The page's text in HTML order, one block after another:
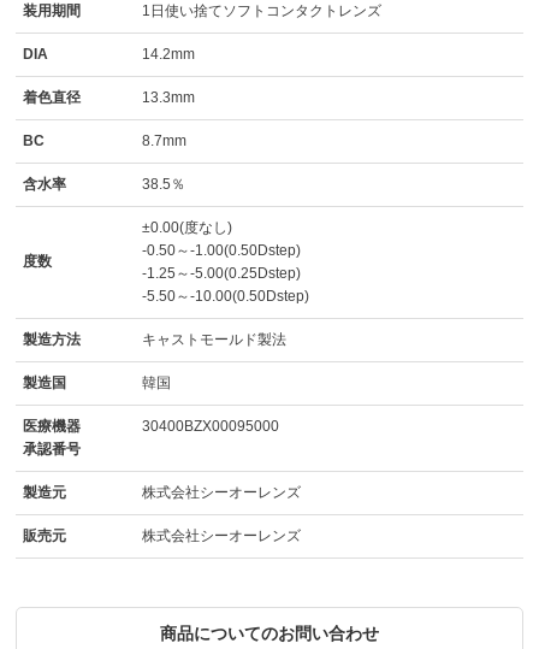
装用期間 1日使い捨てソフトコンタクトレンズ
DIA 14.2mm
着色直径 13.3mm
BC 8.7mm
含水率 38.5％
度数
±0.00(度なし)
-0.50～-1.00(0.50Dstep)
-1.25～-5.00(0.25Dstep)
-5.50～-10.00(0.50Dstep)
製造方法 キャストモールド製法
製造国 韓国
医療機器
承認番号
30400BZX00095000
製造元 株式会社シーオーレンズ
販売元 株式会社シーオーレンズ
商品についてのお問い合わせ